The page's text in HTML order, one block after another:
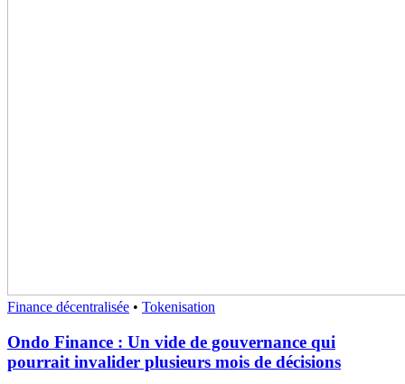
Finance décentralisée • Tokenisation
Ondo Finance : Un vide de gouvernance qui
pourrait invalider plusieurs mois de décisions